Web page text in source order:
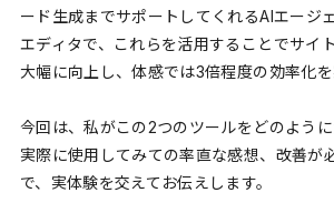
ード生成までサポートしてくれるAIエージ
エディタで、これらを活用することでサイ
大幅に向上し、体感では3倍程度の効率化を
今回は、私がこの2つのツールをどのように
実際に使用してみての率直な感想、改善が
で、実体験を交えてお伝えします。